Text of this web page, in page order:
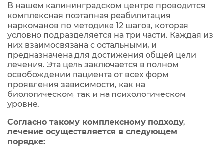
В нашем калининградском центре проводится
комплексная поэтапная реабилитация
наркоманов по методике 12 шагов, которая
условно подразделяется на три части. Каждая из
них взаимосвязана с остальными, и
предназначена для достижения общей цели
лечения. Эта цель заключается в полном
освобождении пациента от всех форм
проявления зависимости, как на
биологическом, так и на психологическом
уровне.
Согласно такому комплексному подходу,
лечение осуществляется в следующем
порядке: